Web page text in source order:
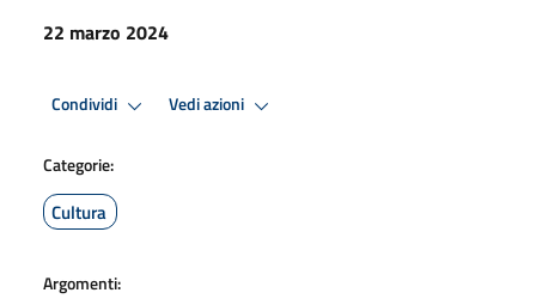
22 marzo 2024
Condividi Vedi azioni
Categorie:
Cultura
Argomenti: